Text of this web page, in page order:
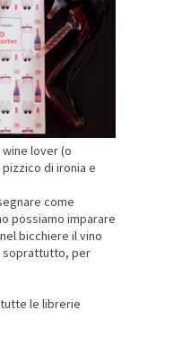
lover (o
di ironia e
come
possiamo imparare
bicchiere il vino
soprattutto, per
le librerie